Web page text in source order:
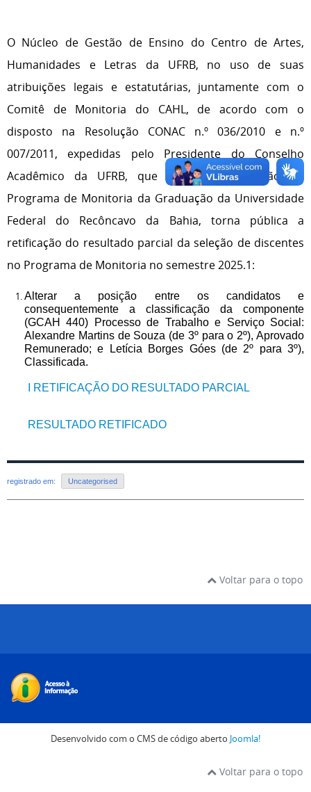
O Núcleo de Gestão de Ensino do Centro de Artes,
Humanidades e Letras da UFRB, no uso de suas
atribuições legais e estatutárias, juntamente com o
Comitê de Monitoria do CAHL, de acordo com o
disposto na Resolução CONAC n.º 036/2010 e n.º
007/2011, expedidas pelo Presidente do Conselho
Acadêmico da UFRB, que trata da instituição do
Programa de Monitoria da Graduação da Universidade
Federal do Recôncavo da Bahia, torna pública a
retificação do resultado parcial da seleção de discentes
no Programa de Monitoria no semestre 2025.1:
Alterar a posição entre os candidatos e
consequentemente a classificação da componente
(GCAH 440) Processo de Trabalho e Serviço Social:
Alexandre Martins de Souza (de 3º para o 2º), Aprovado
Remunerado; e Letícia Borges Góes (de 2º para 3º),
Classificada.
I RETIFICAÇÃO DO RESULTADO PARCIAL
RESULTADO RETIFICADO
registrado em: Uncategorised
Voltar para o topo
Desenvolvido com o CMS de código aberto Joomla!
Voltar para o topo